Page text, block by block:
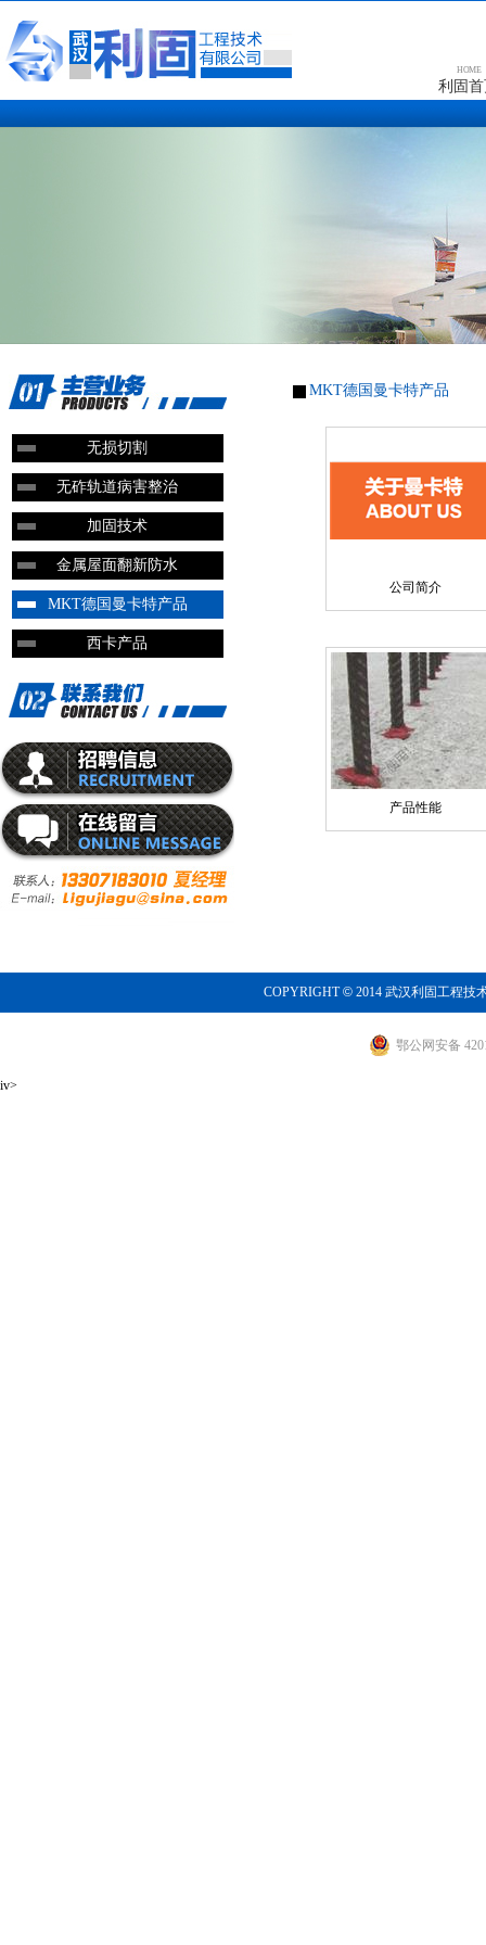
HOME
利固
无损切割
无砟轨道病害整治
加固技术
金属屋面翻新防水
MKT德国曼卡特产品
西卡产品
MKT德国曼卡特产品
公司简介
产品性能
COPYRIGHT © 2014 武汉利固工程技
鄂公网安备
iv>